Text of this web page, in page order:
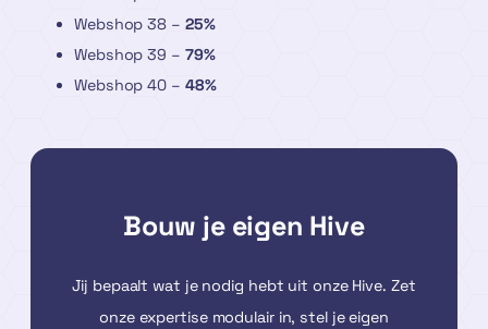
Webshop 38 – 25%
Webshop 39 – 79%
Webshop 40 – 48%
Bouw je eigen Hive
Jij bepaalt wat je nodig hebt uit onze Hive. Zet
onze expertise modulair in, stel je eigen